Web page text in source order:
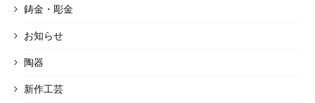
鋳金・彫金
お知らせ
陶器
新作工芸